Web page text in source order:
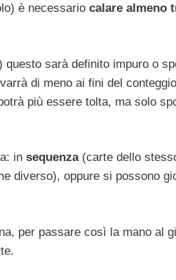
è necessario calare almeno
questo sarà definito impuro o
di meno ai fini del
più essere tolta, ma solo
in sequenza(carte dello
diverso), oppure si possono
per passare così la mano al